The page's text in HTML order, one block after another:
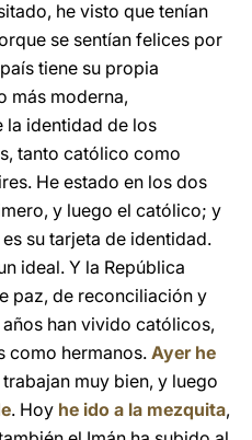
he visto que tenían
se sentían felices por
tiene su propia
más moderna,
la identidad de los
tanto católico como
He estado en los dos
y luego el católico; y
su tarjeta de identidad.
ideal. Y la República
paz, de reconciliación y
han vivido católicos,
como hermanos. Ayer he
trabajan muy bien, y luego
. Hoy he ido a la mezquita,